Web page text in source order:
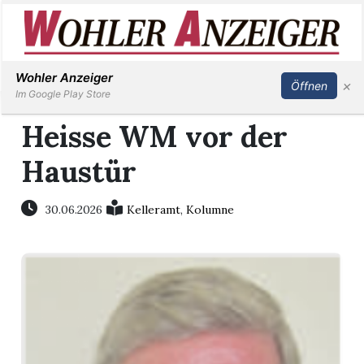
Immobilien
Veranstaltungen
Stellen
Inserieren Abonnieren Anmelden
Heisse WM vor der
Haustür
30.06.2026 Kelleramt,Kolumne
Wohler Anzeiger
Im Google Play Store
Öffnen ×